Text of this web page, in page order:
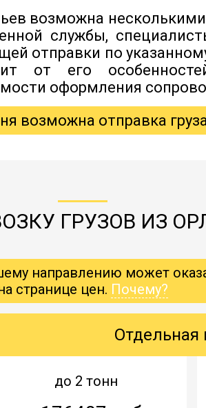
возможна
службы,
отправки по
от его
оформления
возможна отправка
ГРУЗОВ ИЗ
направлению может
странице цен. Почему?
до 2 тонн